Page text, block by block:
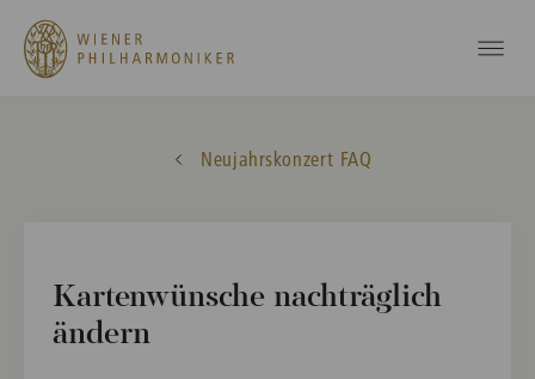
Neujahrskonzert FAQ
Kartenwünsche nachträglich
ändern